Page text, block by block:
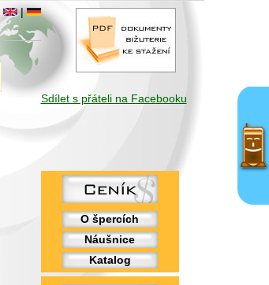
Sdílet s přáteli na Facebooku
O špercích
Náušnice
Katalog
|